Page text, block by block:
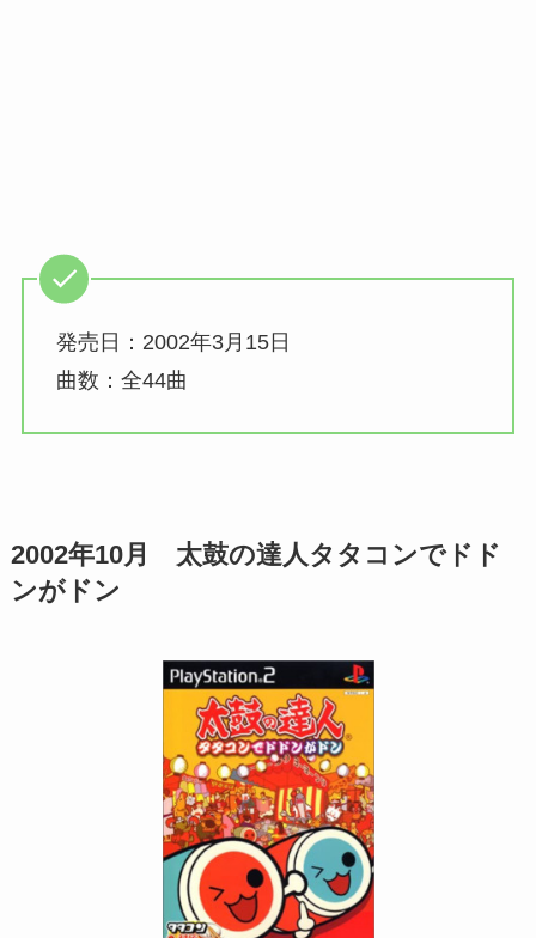
発売日：2002年3月15日
曲数：全44曲
2002年10月 太鼓の達人 タタコンでドド
ンがドン